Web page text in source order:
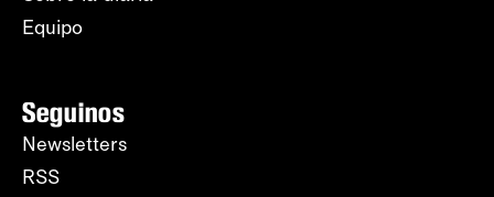
Equipo
Seguinos
Newsletters
RSS